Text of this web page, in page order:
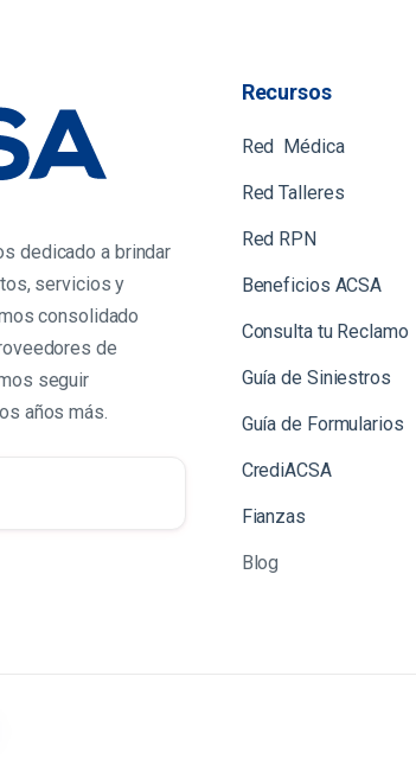
dedicado a brindar
servicios y
consolidado
de
seguir
años más.
Recursos
Red Médica
Red Talleres
Red RPN
Beneficios ACSA
Consulta tu Reclamo
Guía de Siniestros
Guía de Formularios
CrediACSA
Fianzas
Blog